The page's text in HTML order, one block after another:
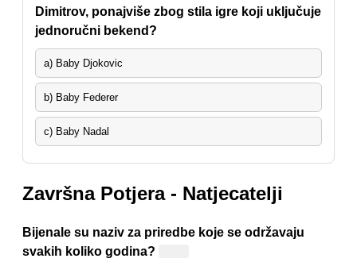
Dimitrov, ponajviše zbog stila igre koji uključuje
jednoručni bekend?
a) Baby Djokovic
b) Baby Federer
c) Baby Nadal
Završna Potjera - Natjecatelji
Bijenale su naziv za priredbe koje se održavaju
svakih koliko godina?